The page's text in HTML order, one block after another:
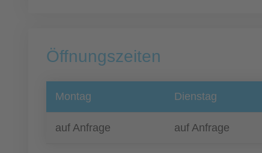
Öffnungszeiten
Montag Dienstag
auf Anfrage auf Anfrage